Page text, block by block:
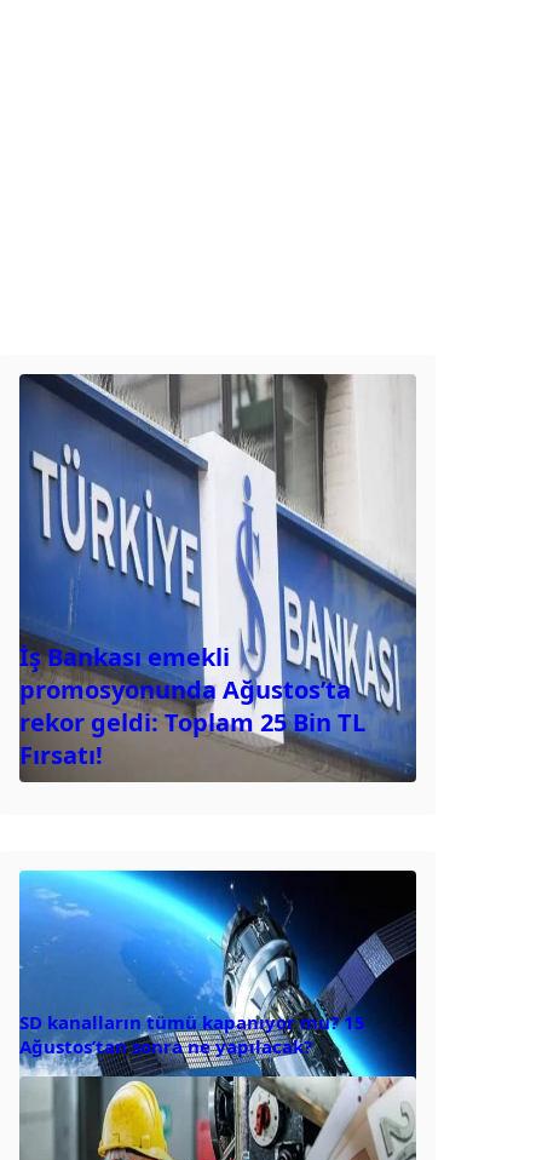
İş Bankası emekli
promosyonunda Ağustos’ta
rekor geldi: Toplam 25 Bin TL
Fırsatı!
SD kanalların tümü kapanıyor mu? 15
Ağustos’tan sonra ne yapılacak?